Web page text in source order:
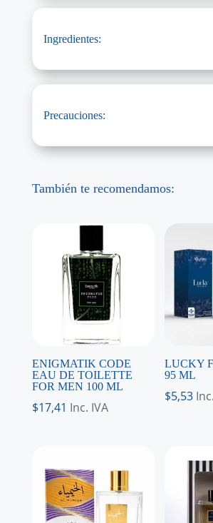
Ingredientes:
Precauciones:
También te recomendamos:
ENIGMATIK CODE
EAU DE TOILETTE
FOR MEN 100 ML
$17,41 Inc. IVA
LUCKY
95 ML
$5,53